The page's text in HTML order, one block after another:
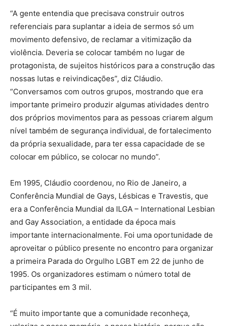
“A gente entendia que precisava construir outros
referenciais para suplantar a ideia de sermos só um
movimento defensivo, de reclamar a vitimização da
violência. Deveria se colocar também no lugar de
protagonista, de sujeitos históricos para a construção das
nossas lutas e reivindicações”, diz Cláudio.
“Conversamos com outros grupos, mostrando que era
importante primeiro produzir algumas atividades dentro
dos próprios movimentos para as pessoas criarem algum
nível também de segurança individual, de fortalecimento
da própria sexualidade, para ter essa capacidade de se
colocar em público, se colocar no mundo”.
Em 1995, Cláudio coordenou, no Rio de Janeiro, a
Conferência Mundial de Gays, Lésbicas e Travestis, que
era a Conferência Mundial da ILGA – International Lesbian
and Gay Association, a entidade da época mais
importante internacionalmente. Foi uma oportunidade de
aproveitar o público presente no encontro para organizar
a primeira Parada do Orgulho LGBT em 22 de junho de
1995. Os organizadores estimam o número total de
participantes em 3 mil.
“É muito importante que a comunidade reconheça,